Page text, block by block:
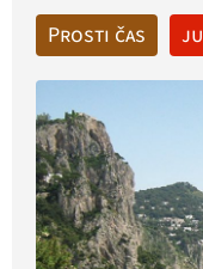
Prosti čas